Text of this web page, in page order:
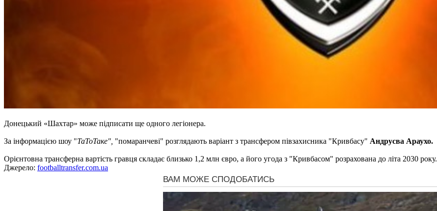
Донецький «Шахтар» може підписати ще одного легіонера.
За інформацією шоу "ТаТоТаке", "помаранчеві" розглядають варіант з трансфером півзахисника "Кривбасу" Андрусва Араухо.
Орієнтовна трансферна вартість гравця складає близько 1,2 млн євро, а його угода з "Кривбасом" розрахована до літа 2030 року.
Джерело: footballtransfer.com.ua